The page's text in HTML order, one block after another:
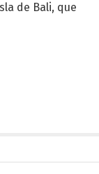
de Bali, que